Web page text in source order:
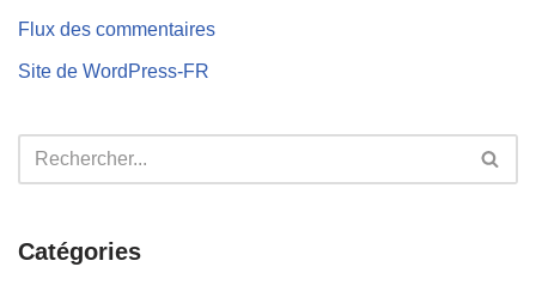
Flux des commentaires
Site de WordPress-FR
Catégories